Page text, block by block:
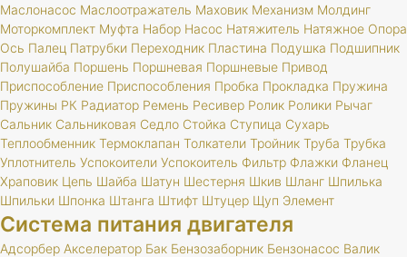
Маслонасос Маслоотражатель Маховик Механизм Молдинг
Моторкомплект Муфта Набор Насос Натяжитель Натяжное Опора
Ось Палец Патрубки Переходник Пластина Подушка Подшипник
Полушайба Поршень Поршневая Поршневые Привод
Приспособление Приспособления Пробка Прокладка Пружина
Пружины РК Радиатор Ремень Ресивер Ролик Ролики Рычаг
Сальник Сальниковая Седло Стойка Ступица Сухарь
Теплообменник Термоклапан Толкатели Тройник Труба Трубка
Уплотнитель Успокоители Успокоитель Фильтр Флажки Фланец
Храповик Цепь Шайба Шатун Шестерня Шкив Шланг Шпилька
Шпильки Шпонка Штанга Штифт Штуцер Щуп Элемент
Система питания двигателя
Адсорбер Акселератор Бак Бензозаборник Бензонасос Валик